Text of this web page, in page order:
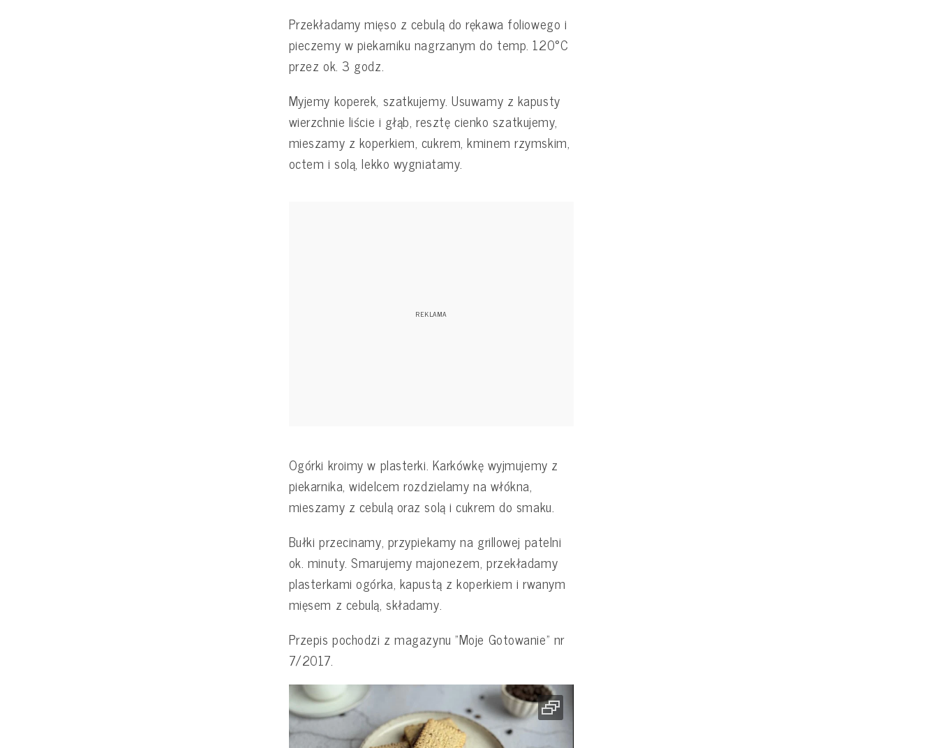
Przekładamy mięso z cebulą do rękawa foliowego i
pieczemy w piekarniku nagrzanym do temp. 120°C
przez ok. 3 godz.
Myjemy koperek, szatkujemy. Usuwamy z kapusty
wierzchnie liście i głąb, resztę cienko szatkujemy,
mieszamy z koperkiem, cukrem, kminem rzymskim,
octem i solą, lekko wygniatamy.
Ogórki kroimy w plasterki. Karkówkę wyjmujemy z
piekarnika, widelcem rozdzielamy na włókna,
mieszamy z cebulą oraz solą i cukrem do smaku.
Bułki przecinamy, przypiekamy na grillowej patelni
ok. minuty. Smarujemy majonezem, przekładamy
plasterkami ogórka, kapustą z koperkiem i rwanym
mięsem z cebulą, składamy.
Przepis pochodzi z magazynu "Moje Gotowanie" nr
7/2017.